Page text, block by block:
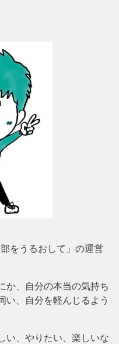
をうるおして」の運営
か、自分の本当の気持ち
い、自分を軽んじるよう
い、やりたい、楽しいな